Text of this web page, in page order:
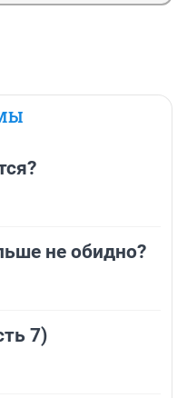
не обидно?
7)